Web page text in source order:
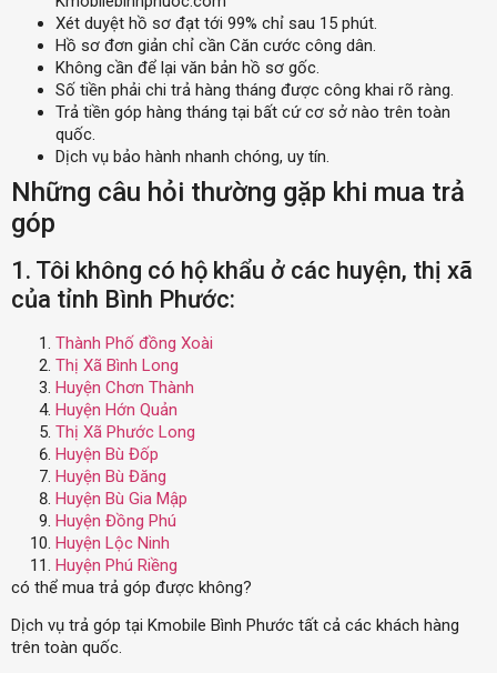
Xét duyệt hồ sơ đạt tới 99% chỉ sau 15 phút.
Hồ sơ đơn giản chỉ cần Căn cước công dân.
Không cần để lại văn bản hồ sơ gốc.
Số tiền phải chi trả hàng tháng được công khai rõ ràng.
Trả tiền góp hàng tháng tại bất cứ cơ sở nào trên toàn
quốc.
Dịch vụ bảo hành nhanh chóng, uy tín.
Những câu hỏi thường gặp khi mua trả
góp
1. Tôi không có hộ khẩu ở các huyện, thị xã
của tỉnh Bình Phước:
Thành Phố đồng Xoài
Thị Xã Bình Long
Huyện Chơn Thành
Huyện Hớn Quản
Thị Xã Phước Long
Huyện Bù Đốp
Huyện Bù Đăng
Huyện Bù Gia Mập
Huyện Đồng Phú
Huyện Lộc Ninh
Huyện Phú Riềng
có thể mua trả góp được không?
Dịch vụ trả góp tại Kmobile Bình Phước tất cả các khách hàng
trên toàn quốc.